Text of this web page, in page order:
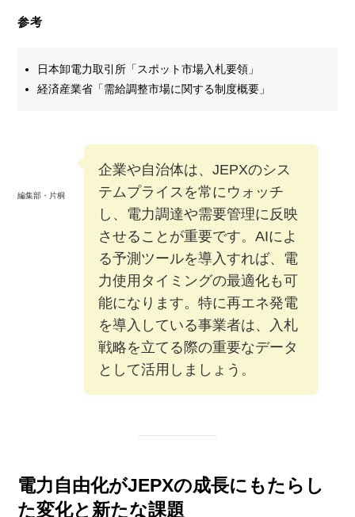
参考
日本卸電力取引所「スポット市場入札要領」
経済産業省「需給調整市場に関する制度概要」
編集部・片桐
企業や自治体は、JEPXのシス
テムプライスを常にウォッチ
し、電力調達や需要管理に反映
させることが重要です。AIによ
る予測ツールを導入すれば、電
力使用タイミングの最適化も可
能になります。特に再エネ発電
を導入している事業者は、入札
戦略を立てる際の重要なデータ
として活用しましょう。
電力自由化がJEPXの成長にもたらし
た変化と新たな課題